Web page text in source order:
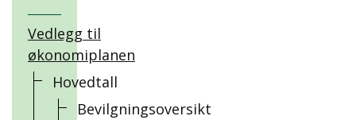
Vedlegg til
økonomiplanen
Hovedtall
Bevilgningsoversikt